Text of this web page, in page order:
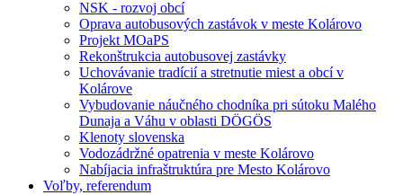
NSK - rozvoj obcí
Oprava autobusových zastávok v meste Kolárovo
Projekt MOaPS
Rekonštrukcia autobusovej zastávky
Uchovávanie tradícií a stretnutie miest a obcí v
Kolárove
Vybudovanie náučného chodníka pri sútoku Malého
Dunaja a Váhu v oblasti DÖGÖS
Klenoty slovenska
Vodozádržné opatrenia v meste Kolárovo
Nabíjacia infraštruktúra pre Mesto Kolárovo
Voľby, referendum